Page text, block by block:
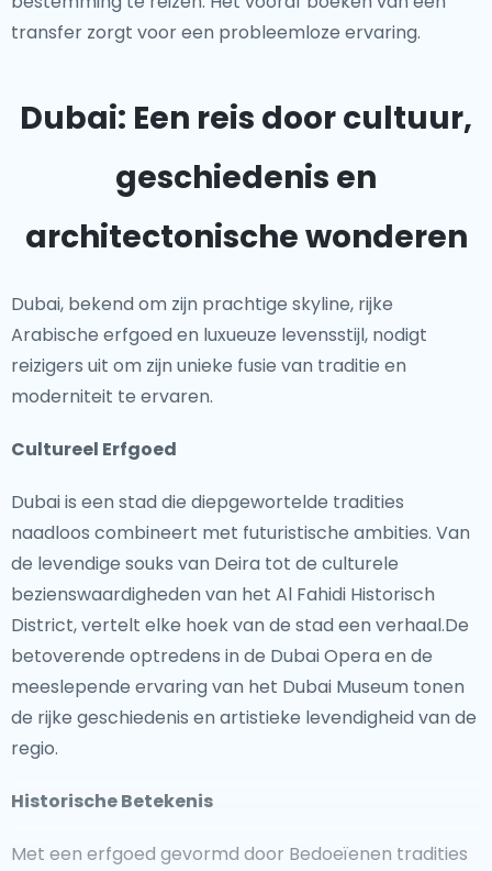
transfer zorgt voor een probleemloze ervaring.
Dubai: Een reis door cultuur,
geschiedenis en
architectonische wonderen
Dubai, bekend om zijn prachtige skyline, rijke
Arabische erfgoed en luxueuze levensstijl, nodigt
reizigers uit om zijn unieke fusie van traditie en
moderniteit te ervaren.
Cultureel Erfgoed
Dubai is een stad die diepgewortelde tradities
naadloos combineert met futuristische ambities. Van
de levendige souks van Deira tot de culturele
bezienswaardigheden van het Al Fahidi Historisch
District, vertelt elke hoek van de stad een verhaal.De
betoverende optredens in de Dubai Opera en de
meeslepende ervaring van het Dubai Museum tonen
de rijke geschiedenis en artistieke levendigheid van de
regio.
Historische Betekenis
Met een erfgoed gevormd door Bedoeïenen tradities